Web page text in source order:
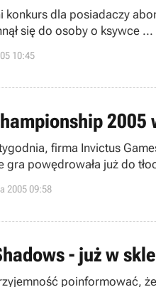
konkurs dla posiadaczy
się do osoby o ksywce ...
10:45
2005
firma Invictus
gra powędrowała już do
2005 09:58
- już w
poinformować,